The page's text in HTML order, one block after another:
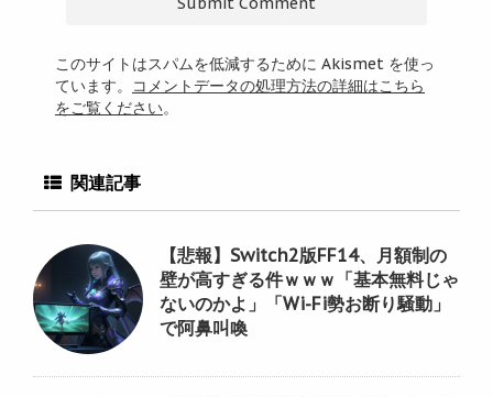
このサイトはスパムを低減するために Akismet を使っ
ています。
コメントデータの処理方法の詳細はこちら
をご覧ください。
関連記事
【悲報】Switch2版FF14、月額制の
壁が高すぎる件ｗｗｗ「基本無料じゃ
ないのかよ」「Wi-Fi勢お断り騒動」
で阿鼻叫喚